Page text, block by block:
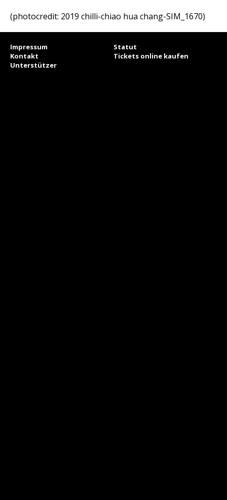
(photocredit: 2019 chilli-chiao hua chang-SIM_1670)
Impressum
Statut
Kontakt
Tickets online kaufen
Unterstützer